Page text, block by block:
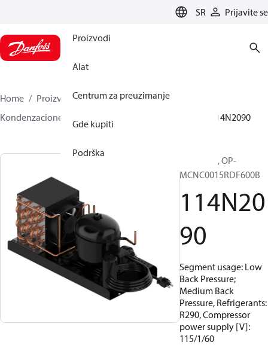
SR Prijavite se
Proizvodi
Alat
Centrum za preuzimanje
Gde kupiti
Podrška
Home Proizvodi
Climate Solutions za hlađenje
Kondenzacione jedinice
114N2090
Optyma™, OP-
MCNC0015RDF600B​
114N20
90
Segment usage: Low
Back Pressure;
Medium Back
Pressure, Refrigerants:
R290, Compressor
power supply [V]:
115/1/60